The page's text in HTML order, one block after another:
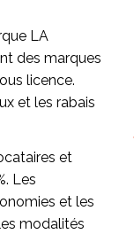
LA
des marques
licence.
et les rabais
et
Les
et les
modalités